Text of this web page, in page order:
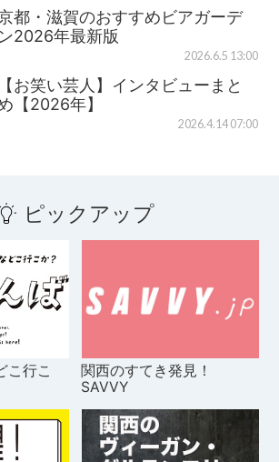
都・滋賀のおすすめビアガーデ
ン2026年最新版
2026.6.5 13:00
【お笑い芸人】インタビューまと
【2026年】
2026.4.14 07:00
ピックアップ
こ行こ
関西のすてき発見！
SAVVY